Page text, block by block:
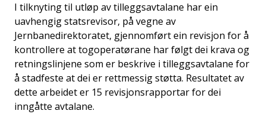
I tilknyting til utløp av tilleggsavtalane har ein
uavhengig statsrevisor, på vegne av
Jernbanedirektoratet, gjennomført ein revisjon for å
kontrollere at togoperatørane har følgt dei krava og
retningslinjene som er beskrive i tilleggsavtalane for
å stadfeste at dei er rettmessig støtta. Resultatet av
dette arbeidet er 15 revisjonsrapportar for dei
inngåtte avtalane.